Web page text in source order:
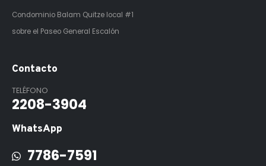
Condominio Balam Quitze local #1
sobre el Paseo General Escalón
Contacto
TELÉFONO
2208-3904
WhatsApp
7786-7591